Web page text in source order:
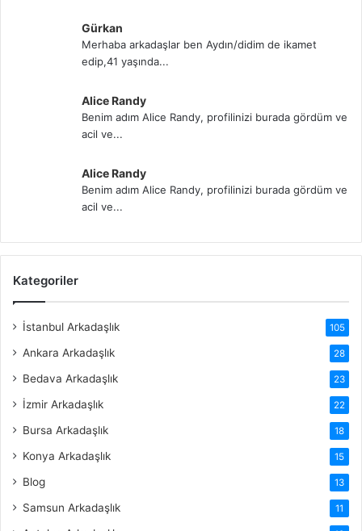
Gürkan
Merhaba arkadaşlar ben Aydın/didim de ikamet
edip,41 yaşında...
Alice Randy
Benim adım Alice Randy, profilinizi burada gördüm ve
acil ve...
Alice Randy
Benim adım Alice Randy, profilinizi burada gördüm ve
acil ve...
Kategoriler
İstanbul Arkadaşlık 105
Ankara Arkadaşlık 28
Bedava Arkadaşlık 23
İzmir Arkadaşlık 22
Bursa Arkadaşlık 18
Konya Arkadaşlık 15
Blog 13
Samsun Arkadaşlık 11